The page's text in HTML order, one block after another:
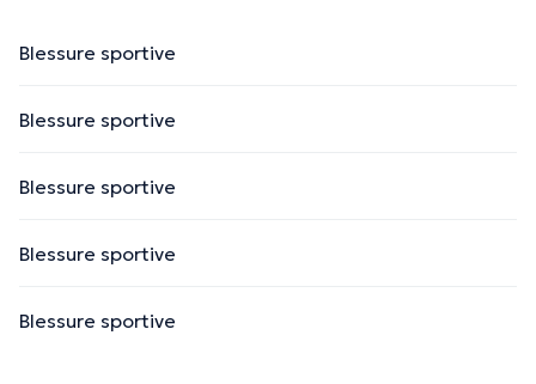
Blessure sportive
Blessure sportive
Blessure sportive
Blessure sportive
Blessure sportive